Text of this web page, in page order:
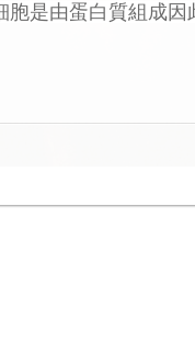
是由蛋白質組成